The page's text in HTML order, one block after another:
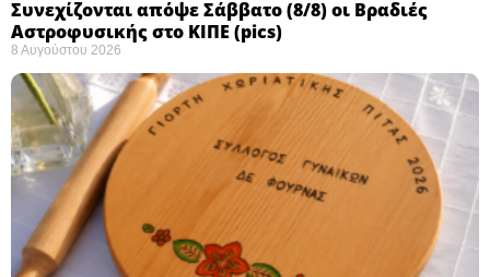
Συνεχίζονται απόψε Σάββατο (8/8) οι Βραδιές
Αστροφυσικής στο ΚΙΠΕ (pics)
8 Αυγούστου 2026